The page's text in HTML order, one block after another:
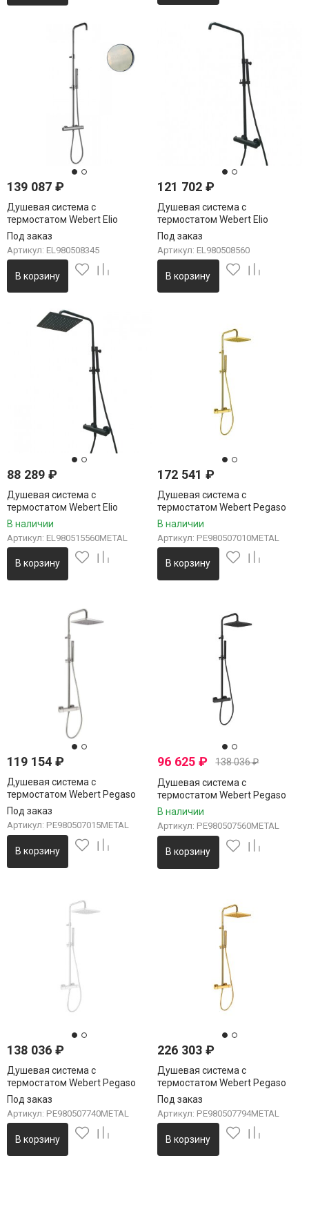
139 087 ₽
Душевая система с
термостатом Webert Elio
EL980508345, никель
Под заказ
Артикул: EL980508345
В корзину
121 702₽
Душевая система с
термостатом Webert Elio
EL980508560, черный
Под заказ
Артикул: EL980508560
В корзину
88 289 ₽
Душевая система с
термостатом Webert Elio
EL980515560METAL, черный
В наличии
Артикул: EL980515560METAL
В корзину
172 541₽
Душевая система с
термостатом Webert Pegaso
PE980507010METAL, золото
В наличии
Артикул: PE980507010METAL
В корзину
119 154 ₽
Душевая система с
термостатом Webert Pegaso
PE980507015METAL, хром
Под заказ
Артикул: PE980507015METAL
В корзину
96 625₽ 138 036₽
Душевая система с
термостатом Webert Pegaso
PE980507560METAL, черный
В наличии
Артикул: PE980507560METAL
В корзину
138 036 ₽
Душевая система с
термостатом Webert Pegaso
PE980507740METAL, белый
Под заказ
Артикул: PE980507740METAL
В корзину
226 303₽
Душевая система с
термостатом Webert Pegaso
PE980507794METAL, матовое
золото
Под заказ
Артикул: PE980507794METAL
В корзину